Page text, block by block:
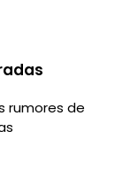
rumores de